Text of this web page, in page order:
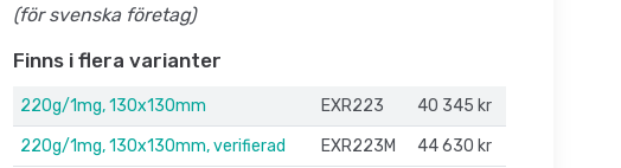
(för svenska företag)
Finns i flera varianter
220g/1mg, 130x130mm EXR223
40 345 kr
220g/1mg, 130x130mm, verifierad
EXR223M
44 630 kr